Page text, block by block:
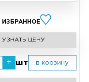
ИЗБРАННОЕ
УЗНАТЬ ЦЕНУ
+ шт в корзину